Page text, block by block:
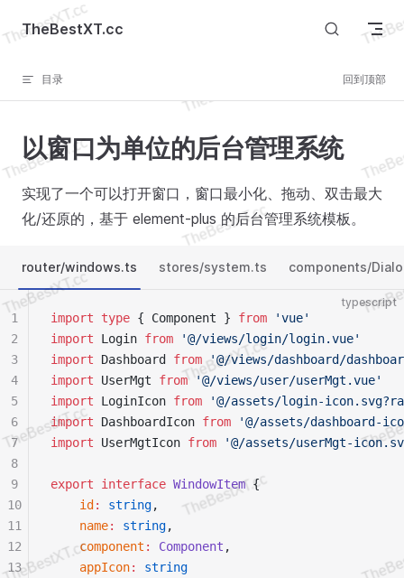
Skip to content
TheBestXT.cc
目录 回到顶部
以窗口为单位的后台管理系统
实现了一个可以打开窗口，窗口最小化、拖动、双击最大
化/还原的，基于 element-plus 的后台管理系统模板。
router/windows.ts stores/system.ts components/
typescript
import type { Component } from 'vue'
import Login from '@/views/login/login.vue'
import Dashboard from '@/views/dashboard/
import UserMgt from '@/views/user/userMgt.vue'
import LoginIcon from '@/assets/login-
import DashboardIcon from '@/assets/dashboard-
import UserMgtIcon from '@/assets/userMgt-
export interface WindowItem {
    id
: string,
    name
: string,
    component
: Component ,
    appIcon
:
string
1
2
3
4
5
6
7
8
9
10
11
12
13